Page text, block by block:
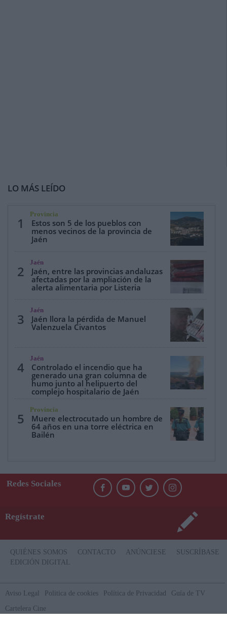
LO MÁS LEÍDO
1
Provincia
Estos son 5 de los pueblos con
menos vecinos de la provincia de
Jaén
2
Jaén
Jaén, entre las provincias andaluzas
afectadas por la ampliación de la
alerta alimentaria por Listeria
3
Jaén
Jaén llora la pérdida de Manuel
Valenzuela Civantos
4
Jaén
Controlado el incendio que ha
generado una gran columna de
humo junto al helipuerto del
complejo hospitalario de Jaén
5
Provincia
Muere electrocutado un hombre de
64 años en una torre eléctrica en
Bailén
Redes Sociales
Regístrate
QUIÉNES SOMOS CONTACTO ANÚNCIESE
SUSCRÍBASE
EDICIÓN DIGITAL
Aviso Legal Politica de cookies Política de Privacidad
Guía de TV
Cartelera Cine